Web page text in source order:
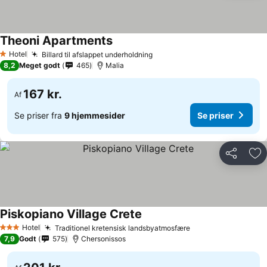
1 Stjerner
Hotel Billard til afslappet underholdning
Theoni Apartments
8,2 Meget godt 465 Malia
Af 167 kr.
Se priser fra 9 hjemmesider Se priser
Del
3 StjernerHotel Traditionel kretensisk landsbyatmosfære
Piskopiano Village Crete
7,9 Godt 575 Chersonissos